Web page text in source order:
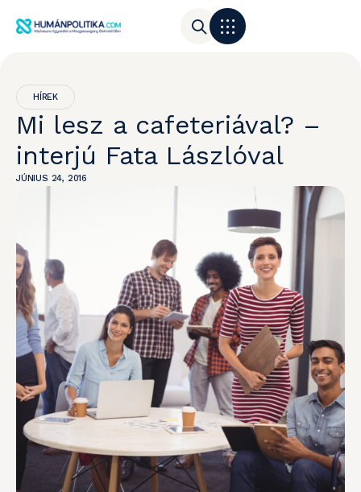
HÍREK
Mi lesz a cafeteriával? –
interjú Fata Lászlóval
JÚNIUS 24, 2016